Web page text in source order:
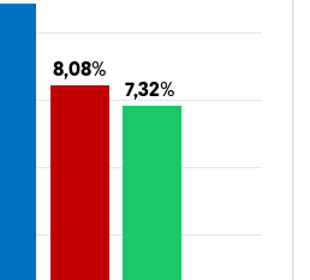
8,08%
8,08%
7,32%
7,32%